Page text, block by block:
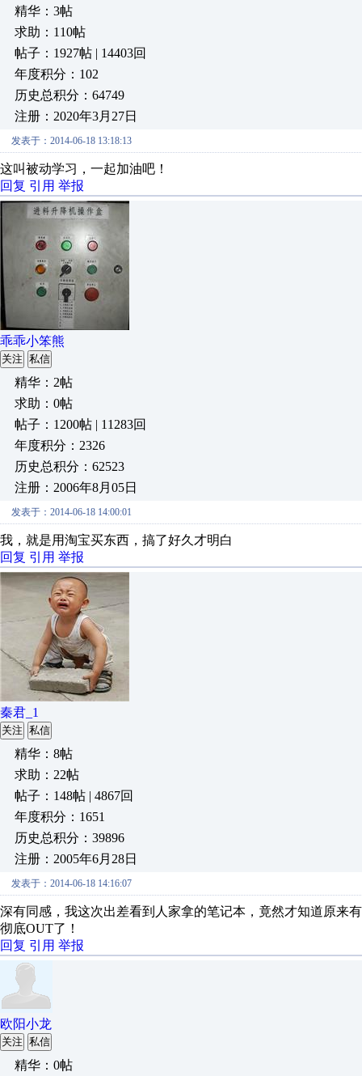
精华：3帖
求助：110帖
帖子：1927帖 | 14403回
年度积分：102
历史总积分：64749
注册：2020年3月27日
发表于：2014-06-18 13:18:13
这叫被动学习，一起加油吧！
回复 引用 举报
乖乖小笨熊
关注 私信
精华：2帖
求助：0帖
帖子：1200帖 | 11283回
年度积分：2326
历史总积分：62523
注册：2006年8月05日
发表于：2014-06-18 14:00:01
我，就是用淘宝买东西，搞了好久才明白
回复 引用 举报
秦君_1
关注 私信
精华：8帖
求助：22帖
帖子：148帖 | 4867回
年度积分：1651
历史总积分：39896
注册：2005年6月28日
发表于：2014-06-18 14:16:07
深有同感，我这次出差看到人家拿的笔记本，竟然才知道原
彻底OUT了！
回复 引用 举报
欧阳小龙
关注 私信
精华：0帖